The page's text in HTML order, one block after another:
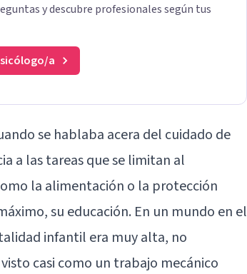
y descubre profesionales según tus
a
se hablaba acera del cuidado de
a las tareas que se limitan al
la alimentación o la protección
su educación. En un mundo en el
infantil era muy alta, no
casi como un trabajo mecánico